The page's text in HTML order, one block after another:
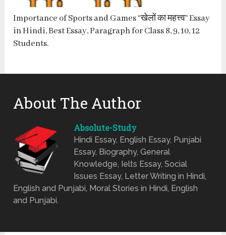
Importance of Sports and Games “खेलों का महत्त्व” Essay
in Hindi, Best Essay, Paragraph for Class 8, 9, 10, 12
Students.
About The Author
Absolute-Study
Hindi Essay, English Essay, Punjabi
Essay, Biography, General
Knowledge, Ielts Essay, Social
Issues Essay, Letter Writing in Hindi,
English and Punjabi, Moral Stories in Hindi, English
and Punjabi.